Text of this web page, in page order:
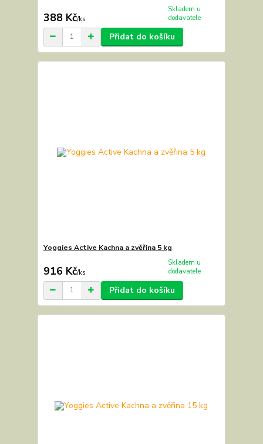
388 Kč/ks
Skladem u
dodavatele
Přidat do košíku
Yoggies Active Kachna a zvěřina 5 kg
916 Kč/ks
Skladem u
dodavatele
Přidat do košíku